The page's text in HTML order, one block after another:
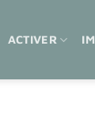
ACTIVER